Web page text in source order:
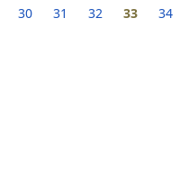
30 31 32 33 34